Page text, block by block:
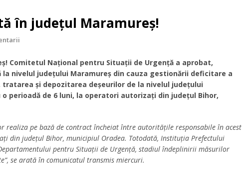
în județul Maramureș!
Comitetul Național pentru Situații de Urgență a aprobat,
nivelul județului Maramureș din cauza gestionării deficitare a
tratarea și depozitarea deșeurilor de la nivelul județului
perioadă de 6 luni, la operatori autorizați din județul Bihor,
realiza pe bază de contract încheiat între autorităţile responsabile în acest
din județul Bihor, municipiul Oradea. Totodată, Instituția Prefectului
pentru Situații de Urgență, stadiul îndeplinirii măsurilor
se arată în comunicatul transmis miercuri.